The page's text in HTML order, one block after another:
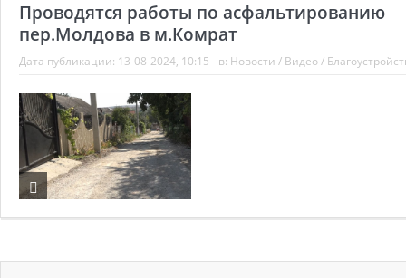
Проводятся работы по асфальтированию
пер.Молдова в м.Комрат
Дата публикации: 13-08-2024, 10:15 в: Новости / Видео/